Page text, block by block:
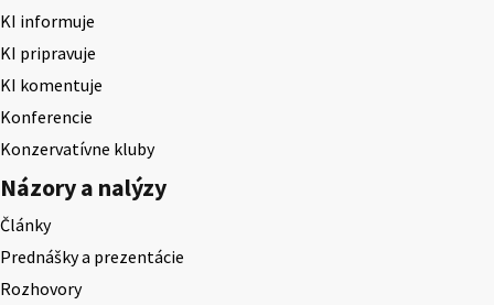
KI informuje
KI pripravuje
KI komentuje
Konferencie
Konzervatívne kluby
Názory a nalýzy
Články
Prednášky a prezentácie
Rozhovory